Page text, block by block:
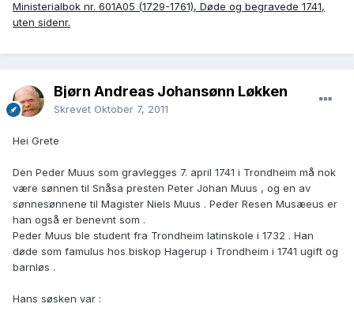
Ministerialbok nr. 601A05 (1729-1761), Døde og begravede 1741,
uten sidenr.
Bjørn Andreas Johansønn Løkken
Skrevet Oktober 7, 2011
Hei Grete
Den Peder Muus som gravlegges 7. april 1741 i Trondheim må nok
være sønnen til Snåsa presten Peter Johan Muus , og en av
sønnesønnene til Magister Niels Muus . Peder Resen Musæeus er
han også er benevnt som .
Peder Muus ble student fra Trondheim latinskole i 1732 . Han
døde som famulus hos biskop Hagerup i Trondheim i 1741 ugift og
barnløs .
Hans søsken var :